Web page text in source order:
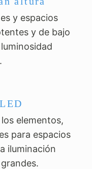
y espacios
y de bajo
elementos,
para espacios
iluminación